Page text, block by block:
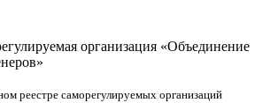
организация «Объединение
реестре саморегулируемых организаций